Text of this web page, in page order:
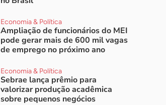
Economia & Política
Ampliação de funcionários do MEI
pode gerar mais de 600 mil vagas
de emprego no próximo ano
Economia & Política
Sebrae lança prêmio para
valorizar produção acadêmica
sobre pequenos negócios